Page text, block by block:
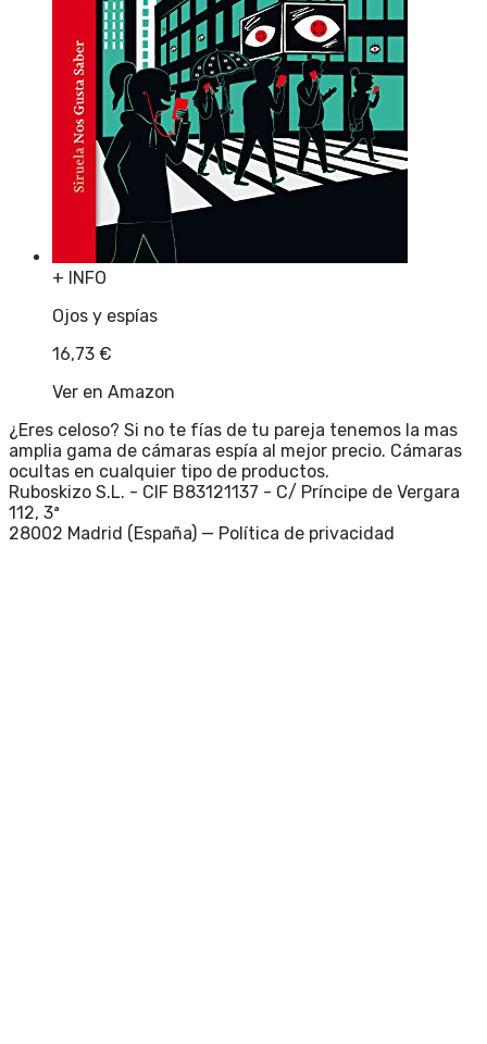
+ INFO
Ojos y espías
16,73 €
Ver en Amazon
¿Eres celoso? Si no te fías de tu pareja tenemos la mas
amplia gama de cámaras espía al mejor precio. Cámaras
ocultas en cualquier tipo de productos.
Ruboskizo S.L. - CIF B83121137 - C/ Príncipe de Vergara
112, 3ª
28002 Madrid (España) — Política de privacidad